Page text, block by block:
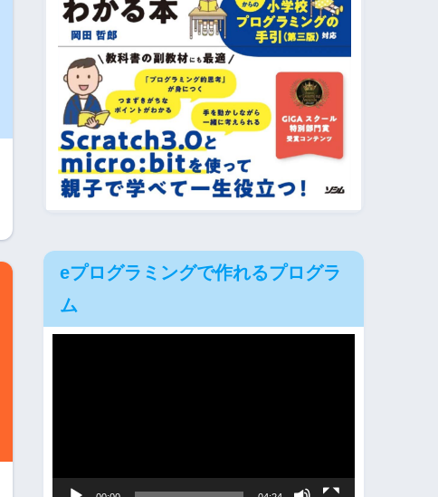
eプログラミングで作れるプログラ
ム
ヤ